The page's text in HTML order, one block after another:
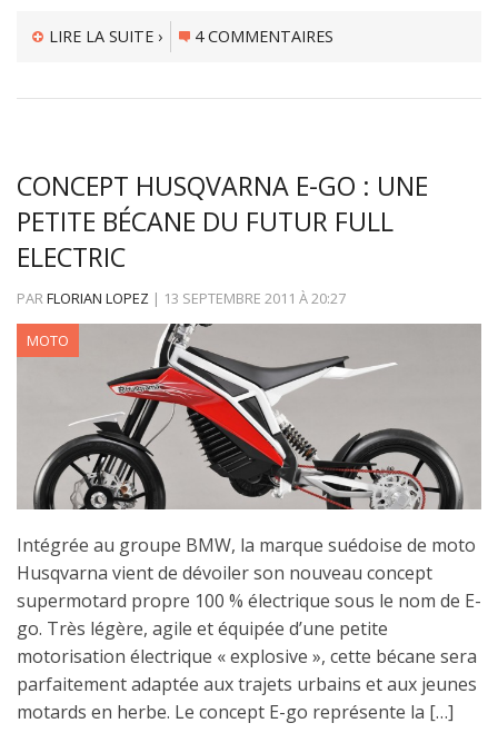
LIRE LA SUITE › 4 COMMENTAIRES
CONCEPT HUSQVARNA E-GO : UNE
PETITE BÉCANE DU FUTUR FULL
ELECTRIC
PARFLORIAN LOPEZ | 13 SEPTEMBRE 2011 À20:27
MOTO
Intégrée au groupe BMW, la marque suédoise de moto
Husqvarna vient de dévoiler son nouveau concept
supermotard propre 100 % électrique sous le nom de E-
go. Très légère, agile et équipée d’une petite
motorisation électrique « explosive », cette bécane sera
parfaitement adaptée aux trajets urbains et aux jeunes
motards en herbe. Le concept E-go représente la […]